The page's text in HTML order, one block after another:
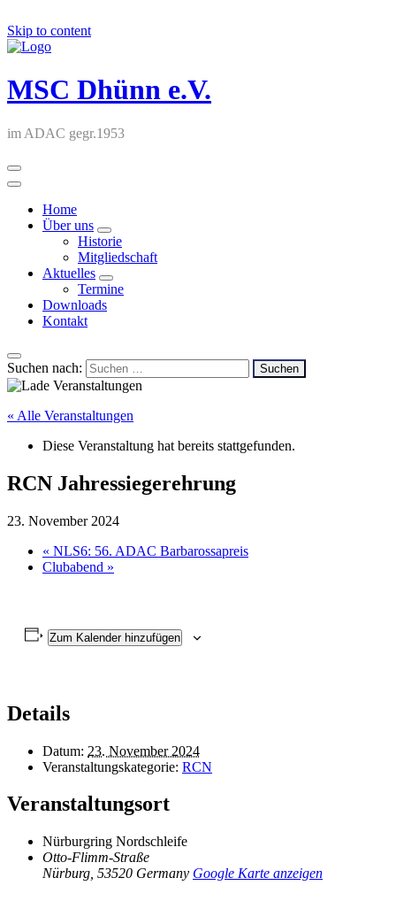
Skip to content
MSC Dhünn e.V.
im ADAC gegr.1953
Home
Über uns
Historie
Mitgliedschaft
Aktuelles
Termine
Downloads
Kontakt
Suchen nach:
« Alle Veranstaltungen
Diese Veranstaltung hat bereits stattgefunden.
RCN Jahressiegerehrung
23. November 2024
« NLS6: 56. ADAC Barbarossapreis
Clubabend »
Zum Kalender hinzufügen
Details
Datum: 23. November 2024
Veranstaltungskategorie: RCN
Veranstaltungsort
Nürburgring Nordschleife
Otto-Flimm-Straße
Nürburg 53520 Germany Google Karte anzeigen